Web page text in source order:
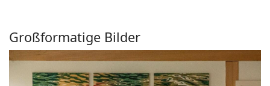
Großformatige Bilder